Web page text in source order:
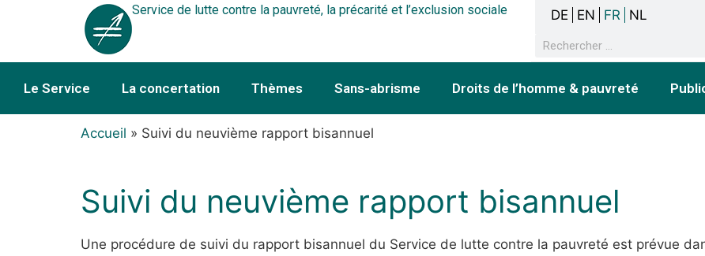
Service de lutte contre la pauvreté, la précarité et l’exclusion sociale DE EN FR NL
Le Service La concertation Thèmes Sans-abrisme Droits de l’homme & pauvreté
Accueil » Suivi du neuvième rapport bisannuel
Suivi du neuvième rapport bisannuel
Une procédure de suivi du rapport bisannuel du Service de lutte contre la pauvreté est prévue